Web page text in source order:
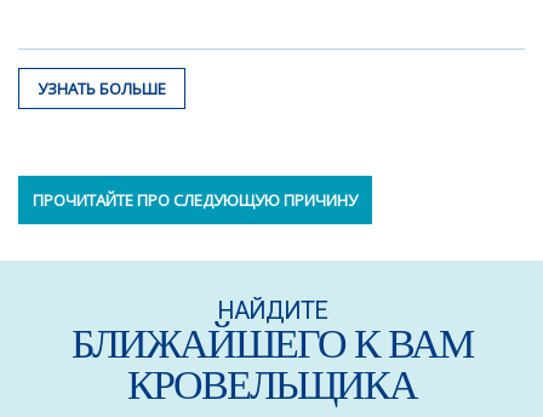
УЗНАТЬ БОЛЬШЕ
ПРОЧИТАЙТЕ ПРО СЛЕДУЮЩУЮ ПРИЧИНУ
НАЙДИТЕ
БЛИЖАЙШЕГО К ВАМ
КРОВЕЛЬЩИКА